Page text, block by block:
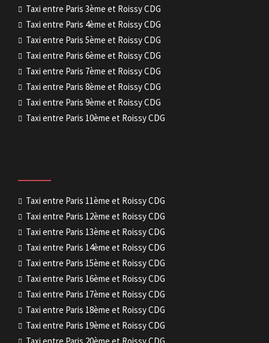
Taxi entre Paris 3ème et Roissy CDG
Taxi entre Paris 4ème et Roissy CDG
Taxi entre Paris 5ème et Roissy CDG
Taxi entre Paris 6ème et Roissy CDG
Taxi entre Paris 7ème et Roissy CDG
Taxi entre Paris 8ème et Roissy CDG
Taxi entre Paris 9ème et Roissy CDG
Taxi entre Paris 10ème et Roissy CDG
Taxi entre Paris 11ème et Roissy CDG
Taxi entre Paris 12ème et Roissy CDG
Taxi entre Paris 13ème et Roissy CDG
Taxi entre Paris 14ème et Roissy CDG
Taxi entre Paris 15ème et Roissy CDG
Taxi entre Paris 16ème et Roissy CDG
Taxi entre Paris 17ème et Roissy CDG
Taxi entre Paris 18ème et Roissy CDG
Taxi entre Paris 19ème et Roissy CDG